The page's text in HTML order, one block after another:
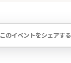
このイベントをシェアする